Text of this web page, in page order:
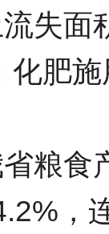
失面
化肥
粮食
，